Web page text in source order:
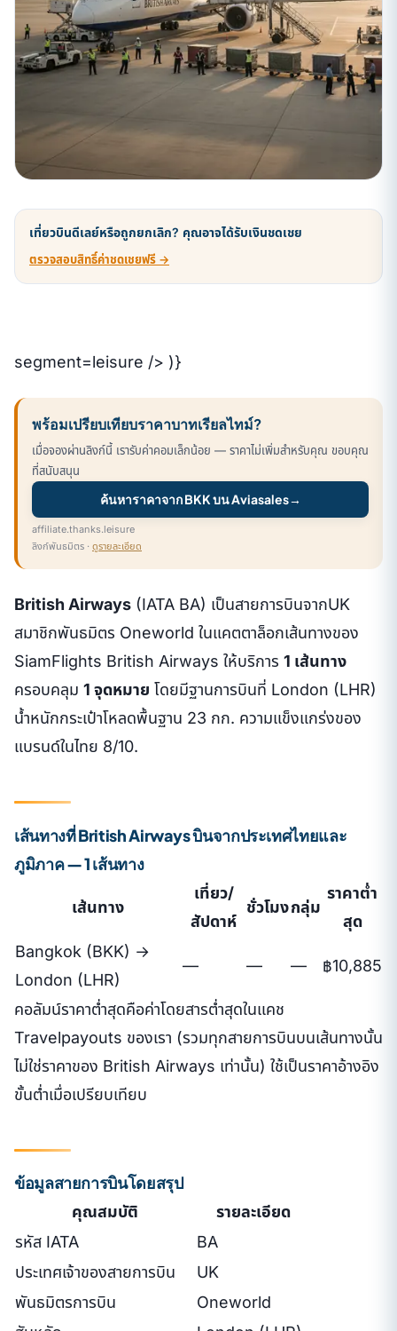
เที่ยวบินดีเลย์หรือถูกยกเลิก? คุณอาจได้รับเงินชดเชย
ตรวจสอบสิทธิ์ค่าชดเชยฟรี →
segment=leisure /> )}
พร้อมเปรียบเทียบราคาบาทเรียลไทม์?
เมื่อจองผ่านลิงก์นี้ เรารับค่าคอมเล็กน้อย — ราคาไม่เพิ่มสำหรับคุณ ขอบคุณ
ที่สนับสนุน
ค้นหาราคาจาก BKK บน Aviasales→
affiliate.thanks.leisure
ลิงก์พันธมิตร · ดูรายละเอียด
British Airways (IATA BA) เป็นสายการบินจากUK
สมาชิกพันธมิตร Oneworld ในแคตตาล็อกเส้นทางของ
SiamFlights British Airways ให้บริการ 1 เส้นทาง
ครอบคลุม 1 จุดหมาย โดยมีฐานการบินที่ London (LHR)
น้ำหนักกระเป๋าโหลดพื้นฐาน 23 กก. ความแข็งแกร่งของ
แบรนด์ในไทย 8/10.
เส้นทางที่ British Airways บินจากประเทศไทยและ
ภูมิภาค — 1 เส้นทาง
เส้นทาง
เที่ยว/
สัปดาห์
ชั่วโมงกลุ่ม
ราคาต่ำ
สุด
Bangkok (BKK) →
London (LHR)
— — — ฿10,885
คอลัมน์ราคาต่ำสุดคือค่าโดยสารต่ำสุดในแคช
Travelpayouts ของเรา (รวมทุกสายการบินบนเส้นทางนั้น
ไม่ใช่ราคาของ British Airways เท่านั้น) ใช้เป็นราคาอ้างอิง
ขั้นต่ำเมื่อเปรียบเทียบ
ข้อมูลสายการบินโดยสรุป
คุณสมบัติ
รายละเอียด
รหัส IATA
BA
ประเทศเจ้าของสายการบิน
UK
พันธมิตรการบิน
Oneworld